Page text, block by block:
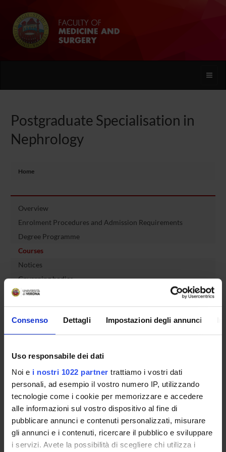
Consenso Dettagli Impostazioni degli annunci
Uso responsabile dei dati
Noi e i nostri 1022 partner trattiamo i vostri dati
personali, ad esempio il vostro numero IP, utilizzando
tecnologie come i cookie per memorizzare e accedere
alle informazioni sul vostro dispositivo al fine di
pubblicare annunci e contenuti personalizzati, misurare
gli annunci e i contenuti, ricercare il pubblico e sviluppare
i servizi. Avete la possibilità di scegliere chi utilizza i
Toggle
Postgraduate Specialisation in
Nephrology
Home
Overview
Enrolment Procedures and Admission Requirements
Degree Programme
Courses
Notices
Governing bodies
Rete formativa
International Students
OFFERTA FORMATIVA
SEMESTRE FILTRO
CORSI DI LAUREA
CORSI DI LAUREA MAGISTRALE